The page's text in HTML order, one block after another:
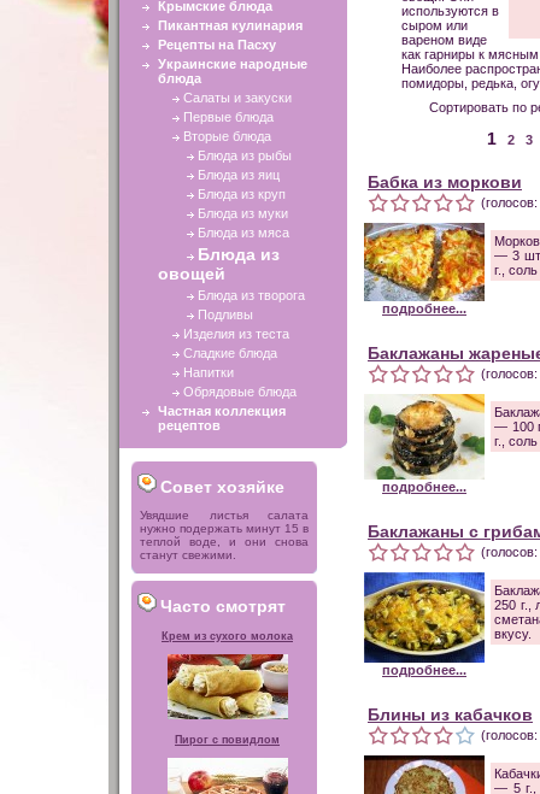
Крымские блюда
Пикантная кулинария
Рецепты на Пасху
Украинские народные
блюда
Салаты и закуски
Первые блюда
Вторые блюда
Блюда из рыбы
Блюда из яиц
Блюда из круп
Блюда из муки
Блюда из мяса
Блюда из
овощей
Блюда из творога
Подливы
Изделия из теста
Сладкие блюда
Напитки
Обрядовые блюда
Частная коллекция
рецептов
Совет хозяйке
Увядшие листья салата
нужно подержать минут 15 в
теплой воде, и они снова
станут свежими.
Часто смотрят
Крем из сухого молока
Пирог с повидлом
используются в
сыром или
вареном виде
как гарниры к
Наиболее
помидоры, редька,
Сортировать по
1 2 3
Бабка из моркови
подробнее...
— 3
г.,
Баклажаны
(голосов:
подробнее...
— 100
г.,
Баклажаны с
подробнее...
250 г.,
вкусу.
Блины из кабачков
— 5 г.,